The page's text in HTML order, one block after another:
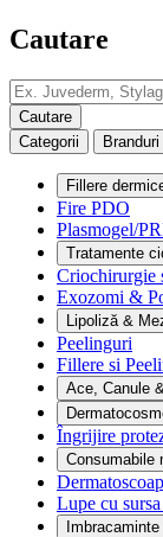
Cautare
Categorii Branduri
Fillere
Fire PDO
Plasmogel/
Tratamente
Criochirurgie
Exozomi &
Lipoliză &
Peelinguri
Fillere si
Ace, Canule
Îngrijire
Consumabile
Lupe cu